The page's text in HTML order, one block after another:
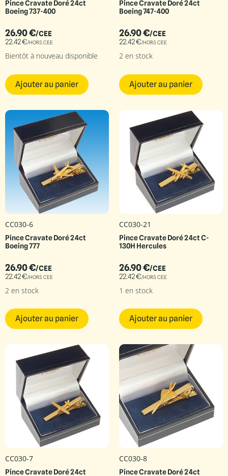
Pince Cravate Doré 24ct
Boeing 737-400
26.90€/CEE
22.42€/HORS CEE
Bientôt à nouveau disponible
Ajouter au panier
Pince Cravate Doré 24ct
Boeing 747-400
26.90€/CEE
22.42€/HORS CEE
2 en stock
Ajouter au panier
CC030-6
Pince Cravate Doré 24ct
Boeing 777
26.90€/CEE
22.42€/HORS CEE
2 en stock
Ajouter au panier
CC030-21
Pince Cravate Doré 24ct C-
130H Hercules
26.90€/CEE
22.42€/HORS CEE
1 en stock
Ajouter au panier
CC030-7
Pince Cravate Doré 24ct
CC030-8
Pince Cravate Doré 24ct